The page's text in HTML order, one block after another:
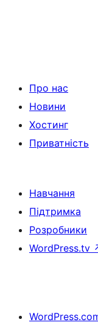
Про нас
Новини
Хостинг
Приватність
Навчання
Підтримка
Розробники
WordPress.tv